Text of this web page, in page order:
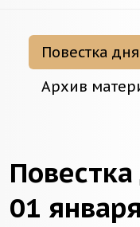
Повестка
Архив
01